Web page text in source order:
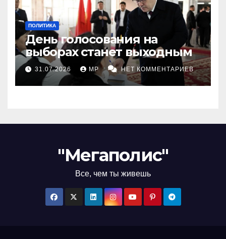
ПОЛИТИКА
День голосования на
выборах станет выходным
31.07.2026 MP НЕТ КОММЕНТАРИЕВ
"Мегаполис"
Все, чем ты живешь